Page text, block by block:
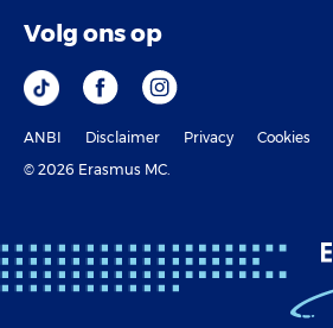
Volg ons op
ANBI Disclaimer Privacy Cookies
© 2026 Erasmus MC.